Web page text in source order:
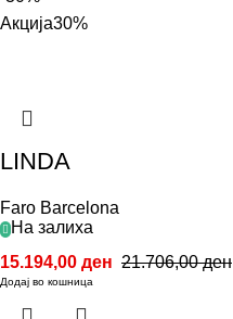
Акција30%
LINDA
Faro Barcelona
На залиха
21.706,00ден
15.194,00 ден
Додај во кошница